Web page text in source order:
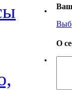
•
•
О